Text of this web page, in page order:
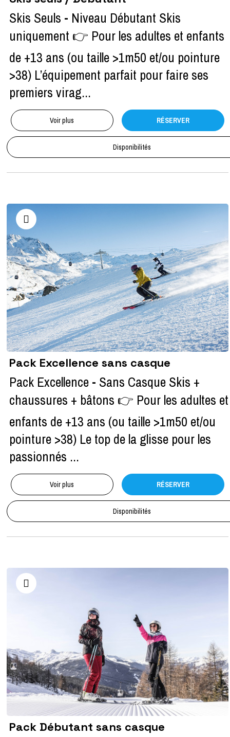
Skis Seuls - Niveau Débutant Skis
uniquement 👉 Pour les adultes et enfants
de +13 ans (ou taille >1m50 et/ou pointure
>38) L’équipement parfait pour faire ses
premiers virag...
Voir plus RÉSERVER
Disponibilités
Pack Excellence sans casque
Pack Excellence - Sans Casque Skis +
chaussures + bâtons 👉 Pour les adultes et
enfants de +13 ans (ou taille >1m50 et/ou
pointure >38) Le top de la glisse pour les
passionnés ...
Voir plus RÉSERVER
Disponibilités
Pack Débutant sans casque